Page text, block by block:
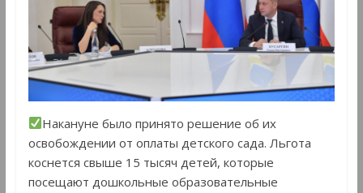
Накануне было принято решение об их
освобождении от оплаты детского сада. Льгота
коснется свыше 15 тысяч детей, которые
посещают дошкольные образовательные